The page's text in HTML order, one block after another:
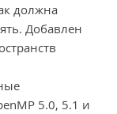
должна
Добавлен
5.0, 5.1 и